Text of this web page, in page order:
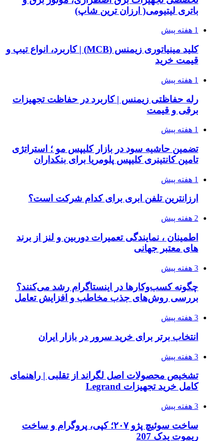
باتری لیتیومی( ارزان ترین شاپ)
1 هفته پیش
کلید مینیاتوری زیمنس (MCB) | کاربرد، انواع تیپ و
قیمت خرید
1 هفته پیش
رله حفاظتی زیمنس | کاربرد در حفاظت تجهیزات
برقی و قیمت
1 هفته پیش
تضمین حاشیه سود در بازار کلیپس مو ؛ استراتژی
تامین کانتینری کلیپس پلومریا برای بنکداران
1 هفته پیش
ارزانترین تلفن ابری برای کدام شرکت است؟
2 هفته پیش
اطمینان ، نمایندگی تعمیرات دوربین و لنز از برند
های معتبر جهانی
3 هفته پیش
چگونه کسب‌وکارها در اینستاگرام رشد می‌کنند؟
بررسی روش‌های جذب مخاطب و افزایش تعامل
3 هفته پیش
انتخاب برتر برای خرید سرور در بازار ایران
3 هفته پیش
تشخیص محصولات اصل لگراند از تقلبی | راهنمای
کامل خرید تجهیزات Legrand
3 هفته پیش
ساخت سوئیچ پژو ۲۰۷؛ کپی، پروگرام و ساخت
ریموت یدک 207